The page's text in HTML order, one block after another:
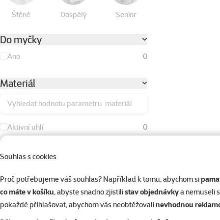
Souhlas s cookies
Proč potřebujeme váš souhlas? Například k tomu, abychom si
co máte v košíku, abyste snadno zjistilistav objednávkya nemuseli
pokaždé přihlašovat, abychom vás neobtěžovalinevhodnou
Štěně Dospělý Senior
Do myčky
Ano 0
Materiál
Vyhledat hodnotu parametru materiál
Aktivní uhlí
0
Duté vlákno
Dřevo
0
Kokos
0